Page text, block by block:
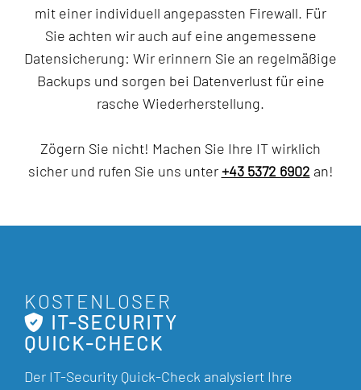
mit einer individuell angepassten Firewall. Für
Sie achten wir auch auf eine angemessene
Datensicherung: Wir erinnern Sie an regelmäßige
Backups und sorgen bei Datenverlust für eine
rasche Wiederherstellung.
Zögern Sie nicht! Machen Sie Ihre IT wirklich
sicher und rufen Sie uns unter+43 5372 6902 an!
KOSTENLOSER
IT-SECURITY
QUICK-CHECK
Der IT-Security Quick-Check analysiert Ihre